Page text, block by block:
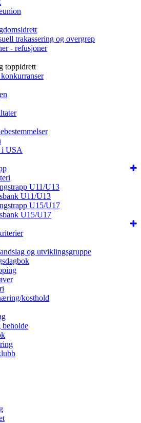
trakassering og overgrep
- refusjoner
toppidrett
i USA
U11/U13
U11/U13
U15/U17
U15/U17
og utviklingsgruppe
kosthold
beholde